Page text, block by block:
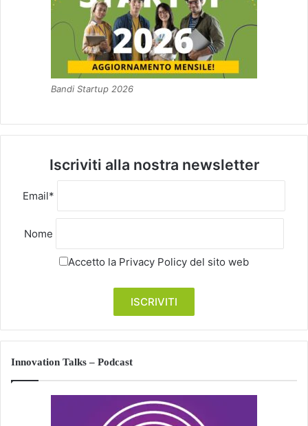
Bandi Startup 2026
Iscriviti alla nostra newsletter
Email*
Nome
Accetto la Privacy Policy del sito web
Innovation Talks – Podcast